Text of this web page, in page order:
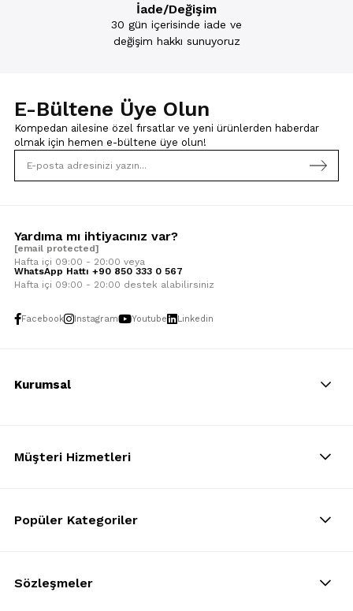
İade/Değişim
30 gün içerisinde iade ve
değişim hakkı sunuyoruz
E-Bültene Üye Olun
Kompedan ailesine özel fırsatlar ve yeni ürünlerden haberdar
olmak için hemen e-bültene üye olun!
Yardıma mı ihtiyacınız var?
[email protected]
Hafta içi 09:00 - 20:00 veya
WhatsApp Hattı +90 850 333 0 567
Hafta içi 09:00 - 20:00 destek alabilirsiniz
Facebook Instagram Youtube Linkedin
Kurumsal
Müşteri Hizmetleri
Popüler Kategoriler
Sözleşmeler